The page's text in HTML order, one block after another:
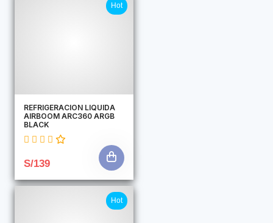
Hot
REFRIGERACION LIQUIDA
AIRBOOM ARC360 ARGB
BLACK
S/139
Hot